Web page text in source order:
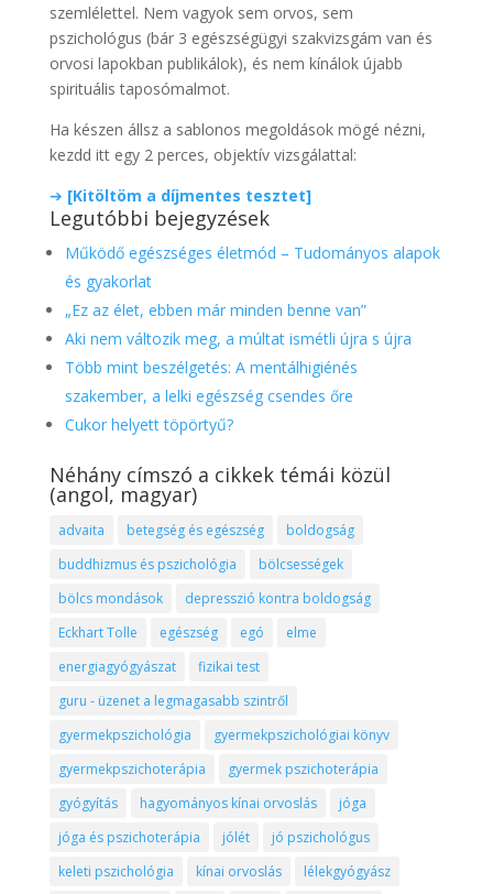
szemlélettel. Nem vagyok sem orvos, sem
pszichológus (bár 3 egészségügyi szakvizsgám van és
orvosi lapokban publikálok), és nem kínálok újabb
spirituális taposómalmot.
Ha készen állsz a sablonos megoldások mögé nézni,
kezdd itt egy 2 perces, objektív vizsgálattal:
➔ [Kitöltöm a díjmentes tesztet]
Legutóbbi bejegyzések
Működő egészséges életmód – Tudományos alapok
és gyakorlat
„Ez az élet, ebben már minden benne van”
Aki nem változik meg, a múltat ismétli újra s újra
Több mint beszélgetés: A mentálhigiénés
szakember, a lelki egészség csendes őre
Cukor helyett töpörtyű?
Néhány címszó a cikkek témái közül
(angol, magyar)
advaita betegség és egészség
boldogság
buddhizmus és pszichológia
bölcsességek
bölcs mondások
depresszió kontra boldogság
Eckhart Tolle
egészség egó
elme
energiagyógyászat
fizikai test
guru - üzenet a legmagasabb szintről
gyermekpszichológia
gyermekpszichológiai könyv
gyermekpszichoterápia
gyermek pszichoterápia
gyógyítás
hagyományos kínai orvoslás
jóga
jóga és pszichoterápia
jólét
jó pszichológus
keleti pszichológia
kínai orvoslás
lélekgyógyász